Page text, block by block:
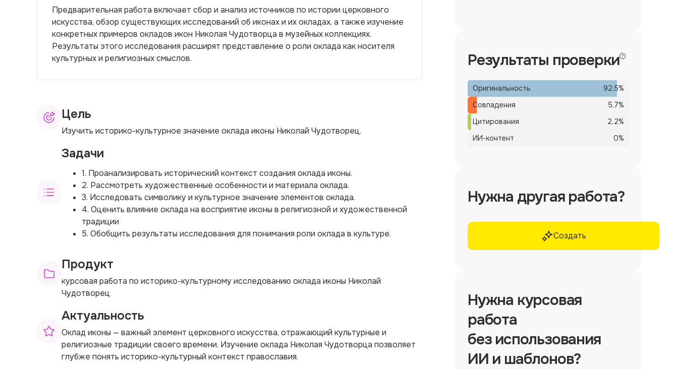
Предварительная работа включает сбор и анализ источников по истории церковного
искусства, обзор существующих исследований об иконах и их окладах, а также изучение
конкретных примеров окладов икон Николая Чудотворца в музейных коллекциях.
Результаты этого исследования расширят представление о роли оклада как носителя
культурных и религиозных смыслов.
Цель
Изучить историко-культурное значение оклада иконы Николай Чудотворец.
Задачи
1. Проанализировать исторический контекст создания оклада иконы.
2. Рассмотреть художественные особенности и материала оклада.
3. Исследовать символику и культурное значение элементов оклада.
4. Оценить влияние оклада на восприятие иконы в религиозной и художественной
традиции
5. Обобщить результаты исследования для понимания роли оклада в культуре.
Продукт
курсовая работа по историко-культурному исследованию оклада иконы Николай
Чудотворец
Актуальность
Оклад иконы — важный элемент церковного искусства, отражающий культурные и
религиозные традиции своего времени. Изучение оклада Николая Чудотворца позволяет
глубже понять историко-культурный контекст православия.
Результаты проверки
Оригинальность 92,5%
Совпадения
5,7%
Цитирования
2,2%
ИИ-контент
0%
Нужна другая работа?
Создать
Нужна курсовая
работа
без использования
ИИ и шаблонов?